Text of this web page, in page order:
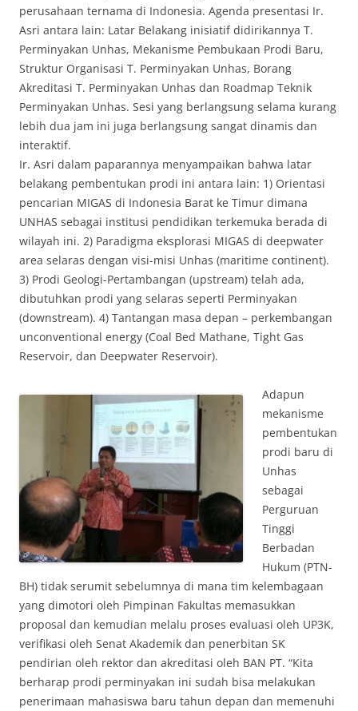
perusahaan ternama di Indonesia. Agenda presentasi Ir.
Asri antara lain: Latar Belakang inisiatif didirikannya T.
Perminyakan Unhas, Mekanisme Pembukaan Prodi Baru,
Struktur Organisasi T. Perminyakan Unhas, Borang
Akreditasi T. Perminyakan Unhas dan Roadmap Teknik
Perminyakan Unhas. Sesi yang berlangsung selama kurang
lebih dua jam ini juga berlangsung sangat dinamis dan
interaktif.
Ir. Asri dalam paparannya menyampaikan bahwa latar
belakang pembentukan prodi ini antara lain: 1) Orientasi
pencarian MIGAS di Indonesia Barat ke Timur dimana
UNHAS sebagai institusi pendidikan terkemuka berada di
wilayah ini. 2) Paradigma eksplorasi MIGAS di deepwater
area selaras dengan visi-misi Unhas (maritime continent).
3) Prodi Geologi-Pertambangan (upstream) telah ada,
dibutuhkan prodi yang selaras seperti Perminyakan
(downstream). 4) Tantangan masa depan – perkembangan
unconventional energy (Coal Bed Mathane, Tight Gas
Reservoir, dan Deepwater Reservoir).
Adapun
mekanisme
pembentukan
prodi baru di
Unhas
sebagai
Perguruan
Tinggi
Berbadan
Hukum (PTN-
BH) tidak serumit sebelumnya di mana tim kelembagaan
yang dimotori oleh Pimpinan Fakultas memasukkan
proposal dan kemudian melalu proses evaluasi oleh UP3K,
verifikasi oleh Senat Akademik dan penerbitan SK
pendirian oleh rektor dan akreditasi oleh BAN PT. “Kita
berharap prodi perminyakan ini sudah bisa melakukan
penerimaan mahasiswa baru tahun depan dan memenuhi